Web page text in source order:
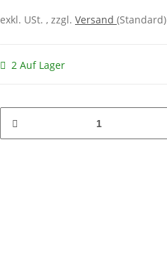
exkl. USt. , zzgl. Versand (Standard)
2 Auf Lager